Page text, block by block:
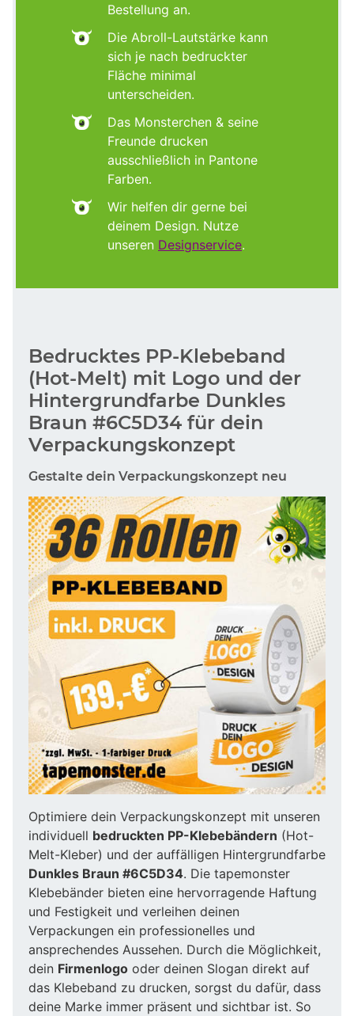
Bestellung an.
Die Abroll-Lautstärke kann
sich je nach bedruckter
Fläche minimal
unterscheiden.
Das Monsterchen & seine
Freunde drucken
ausschließlich in Pantone
Farben.
Wir helfen dir gerne bei
deinem Design. Nutze
unseren Designservice.
Bedrucktes PP-Klebeband
(Hot-Melt) mit Logo und der
Hintergrundfarbe Dunkles
Braun #6C5D34 für dein
Verpackungskonzept
Gestalte dein Verpackungskonzept neu
Optimiere dein Verpackungskonzept mit unseren
individuell bedruckten PP-Klebebändern (Hot-
Melt-Kleber) und der auffälligen Hintergrundfarbe
Dunkles Braun #6C5D34. Die tapemonster
Klebebänder bieten eine hervorragende Haftung
und Festigkeit und verleihen deinen
Verpackungen ein professionelles und
ansprechendes Aussehen. Durch die Möglichkeit,
dein Firmenlogo oder deinen Slogan direkt auf
das Klebeband zu drucken, sorgst du dafür, dass
deine Marke immer präsent und sichtbar ist. So